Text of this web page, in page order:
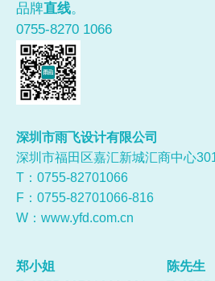
品牌直线。
0755-8270 1066
深圳市雨飞设计有限公司
深圳市福田区嘉汇新城汇商中心
T：0755-82701066
F：0755-82701066-816
W： www.yfd.com.cn
郑小姐
陈先生